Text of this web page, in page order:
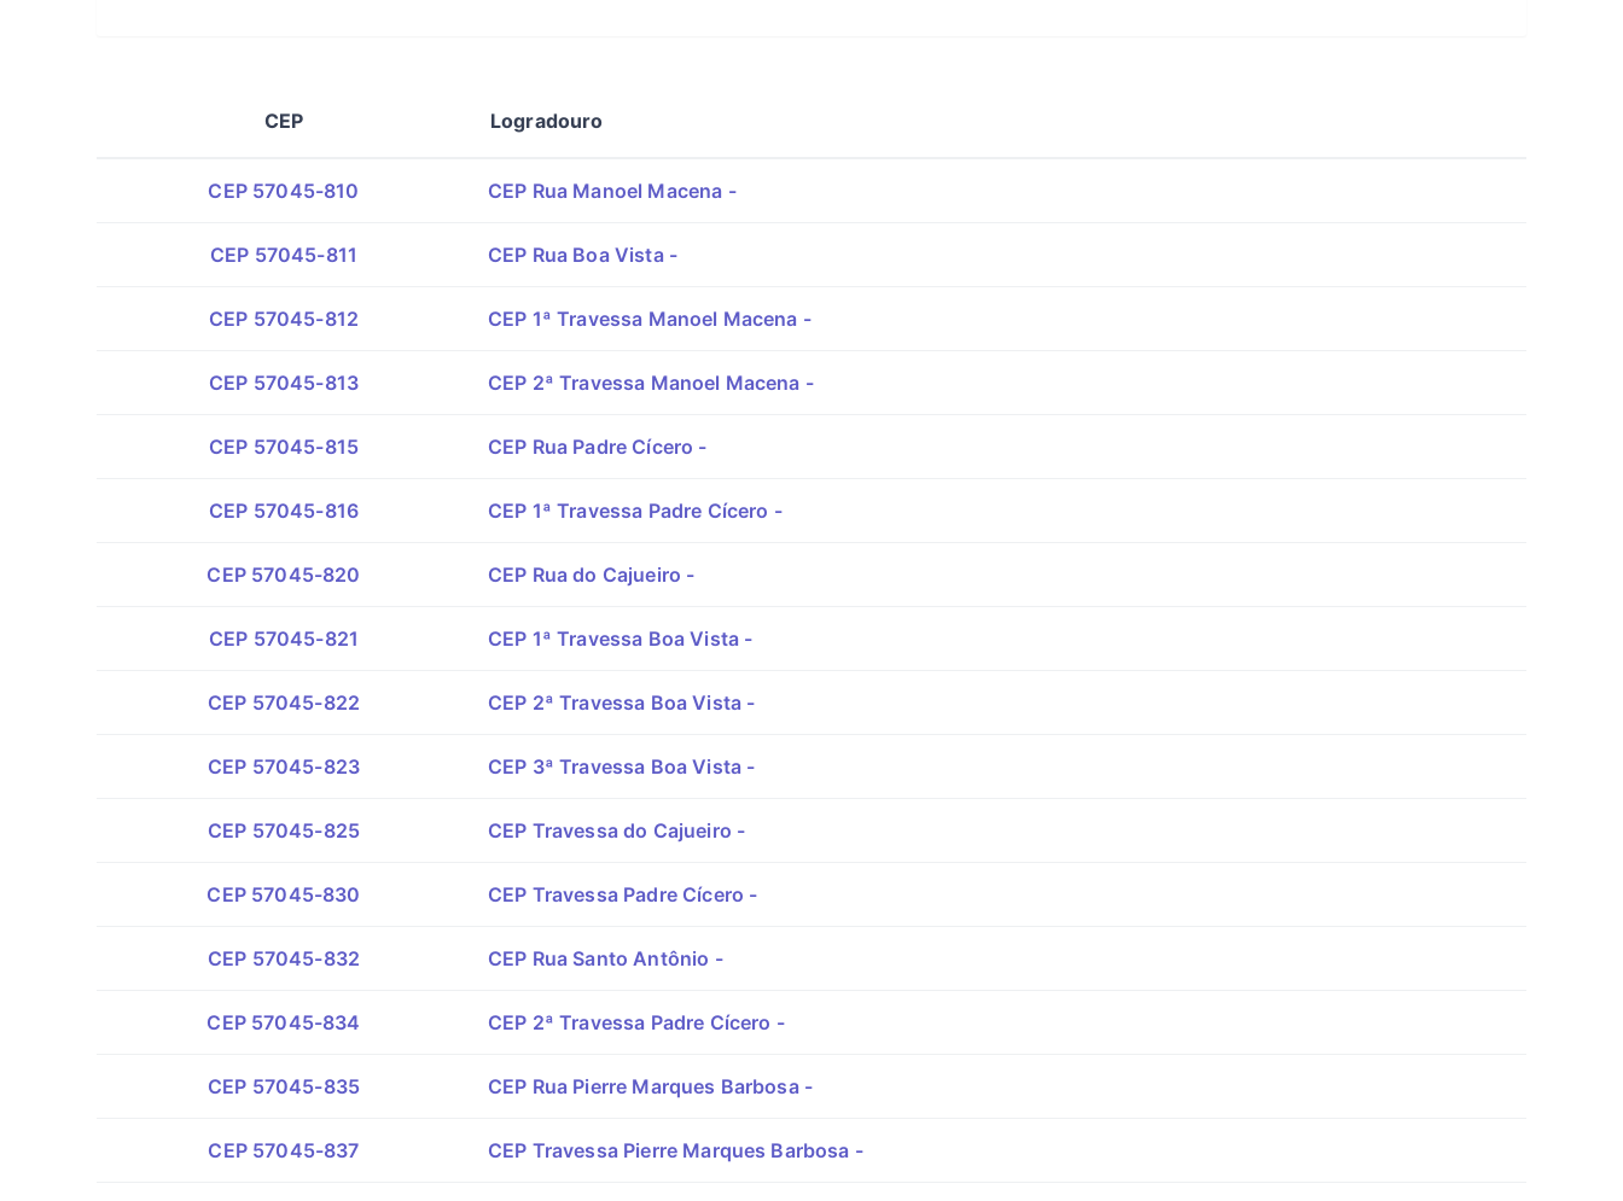
CEP Logradouro
CEP 57045-810 CEP Rua Manoel Macena -
CEP 57045-811 CEP Rua Boa Vista -
CEP 57045-812 CEP 1ª Travessa Manoel Macena -
CEP 57045-813 CEP 2ª Travessa Manoel Macena -
CEP 57045-815 CEP Rua Padre Cícero -
CEP 57045-816 CEP 1ª Travessa Padre Cícero -
CEP 57045-820 CEP Rua do Cajueiro -
CEP 57045-821 CEP 1ª Travessa Boa Vista -
CEP 57045-822 CEP 2ª Travessa Boa Vista -
CEP 57045-823 CEP 3ª Travessa Boa Vista -
CEP 57045-825 CEP Travessa do Cajueiro -
CEP 57045-830 CEP Travessa Padre Cícero -
CEP 57045-832 CEP Rua Santo Antônio -
CEP 57045-834 CEP 2ª Travessa Padre Cícero -
CEP 57045-835 CEP Rua Pierre Marques Barbosa -
CEP 57045-837 CEP Travessa Pierre Marques Barbosa -